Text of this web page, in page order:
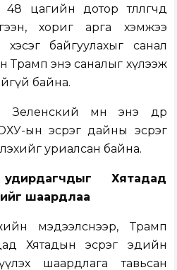
цагийн дотор төлөөлөгчдөө
хориг арга хэмжээ
байгуулахыг санал
Трамп энэ саналыг хүлээж
байна.
Зеленский мөн энэ өдөр
ын эсрэг дайны эсрэг
уриалсан байна.
Хятадад
шаардлаа
мэдээлснээр, Трамп
Хятадын эсрэг эдийн
шаардлага тавьсан